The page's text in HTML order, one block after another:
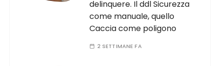
delinquere. Il ddl Sicurezza
come manuale, quello
Caccia come poligono
2 SETTIMANE FA